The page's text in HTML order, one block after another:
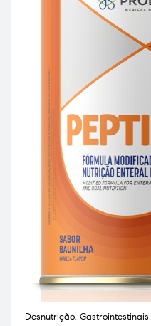
Desnutrição, Gastrointestinais,